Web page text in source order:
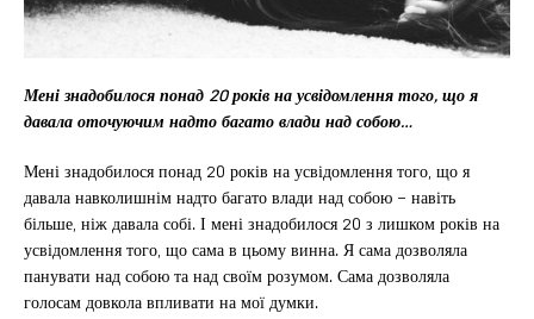
Мені знадобилося понад 20 років на усвідомлення того, що я
давала оточуючим надто багато влади над собою…
Мені знадобилося понад 20 років на усвідомлення того, що я
давала навколишнім надто багато влади над собою – навіть
більше, ніж давала собі. І мені знадобилося 20 з лишком років на
усвідомлення того, що сама в цьому винна. Я сама дозволяла
панувати над собою та над своїм розумом. Сама дозволяла
голосам довкола впливати на мої думки.